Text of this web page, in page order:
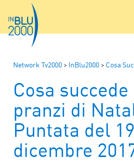
Network Tv2000 > InBlu2000 > Cosa
Cosa
pranzi di
Puntata del 19
dicembre